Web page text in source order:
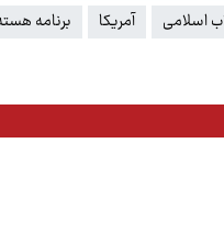
اسلامی آمریکا برنامه